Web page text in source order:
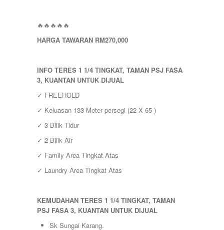
SELAYANG
SHAH ALAM
YONG PENG
🔥🔥🔥🔥🔥
HARGA TAWARAN RM270,000
INFO TERES 1 1/4 TINGKAT, TAMAN PSJ FASA
3, KUANTAN UNTUK DIJUAL
✓ FREEHOLD
✓ Keluasan 133 Meter persegi (22 X 65 )
✓ 3 Bilik Tidur
✓ 2 Bilik Air
✓ Family Area Tingkat Atas
✓ Laundry Area Tingkat Atas
KEMUDAHAN TERES 1 1/4 TINGKAT, TAMAN
PSJ FASA 3, KUANTAN UNTUK DIJUAL
Sk Sungai Karang.